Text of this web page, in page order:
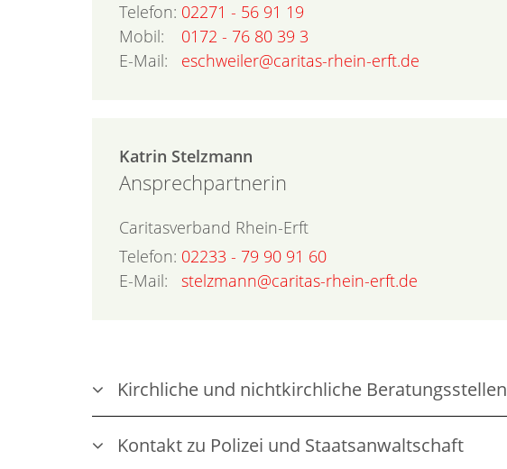
Telefon: 02271 - 56 91 19
Mobil:
0172 - 76 80 39 3
E-Mail:
eschweiler@caritas-rhein-erft.de
Katrin Stelzmann
Ansprechpartnerin
Caritasverband Rhein-Erft
Telefon: 02233 - 79 90 91 60
E-Mail:
stelzmann@caritas-rhein-erft.de
Kirchliche und nichtkirchliche Beratungsstellen
Kontakt zu Polizei und Staatsanwaltschaft